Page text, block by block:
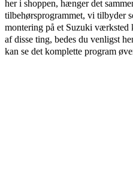
her i shoppen, hænger det
tilbehørsprogrammet, vi tilbyder
montering på et Suzuki værksted
af disse ting, bedes du venligst
kan se det komplette program